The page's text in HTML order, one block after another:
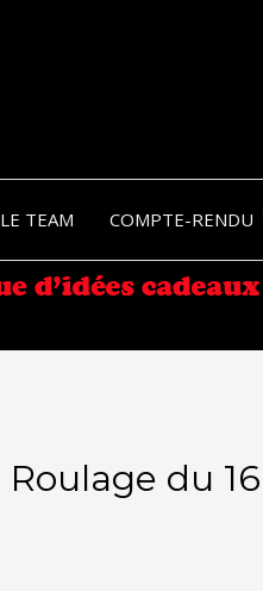
LE TEAM COMPTE-RENDU
Roulage du